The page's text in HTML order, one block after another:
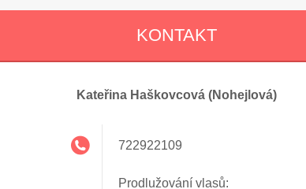
KONTAKT
Kateřina Haškovcová (Nohejlová)
722922109
Prodlužování vlasů: